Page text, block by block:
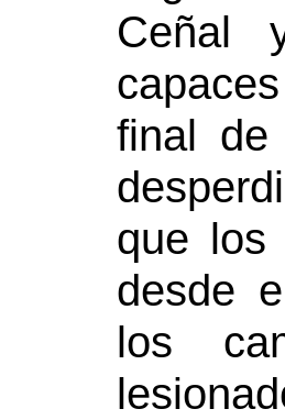
Ceñal
final de
que los
desde
los